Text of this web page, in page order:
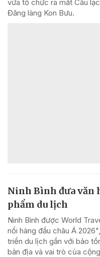
vừa tổ chức ra mắt Câu
Đăng làng Kon Bưu.
Ninh Bình đưa văn
phẩm du lịch
Ninh Bình được World
nổi hàng đầu châu Á
triển du lịch gắn với bảo
bản địa và vai trò của